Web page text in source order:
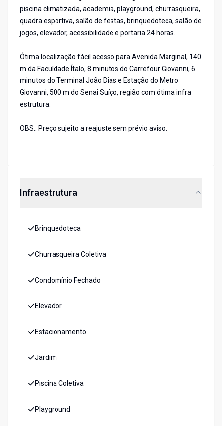
piscina climatizada, academia, playground, churrasqueira,
quadra esportiva, salão de festas, brinquedoteca, salão de
jogos, elevador, acessibilidade e portaria 24 horas.
Ótima localização fácil acesso para Avenida Marginal, 140
m da Faculdade Ítalo, 8 minutos do Carrefour Giovanni, 6
minutos do Terminal João Dias e Estação do Metro
Giovanni, 500 m do Senai Suíço, região com ótima infra
estrutura.
OBS.: Preço sujeito a reajuste sem prévio aviso.
Infraestrutura
Brinquedoteca
Churrasqueira Coletiva
Condomínio Fechado
Elevador
Estacionamento
Jardim
Piscina Coletiva
Playground